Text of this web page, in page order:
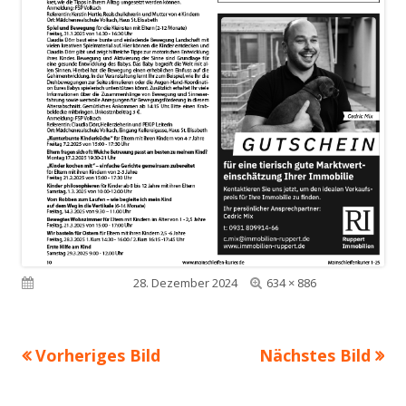
Veröffentlicht am28. Dezember 2024
Volle
634 × 886
Vorheriges Bild Nächstes Bild